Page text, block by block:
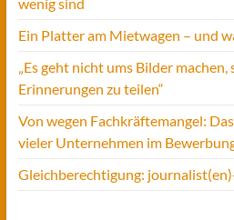
Ein Platter am Mietwagen – und
„Es geht nicht ums Bilder
Erinnerungen zu teilen“
Von wegen Fachkräftemangel:
vieler Unternehmen im
Gleichberechtigung: